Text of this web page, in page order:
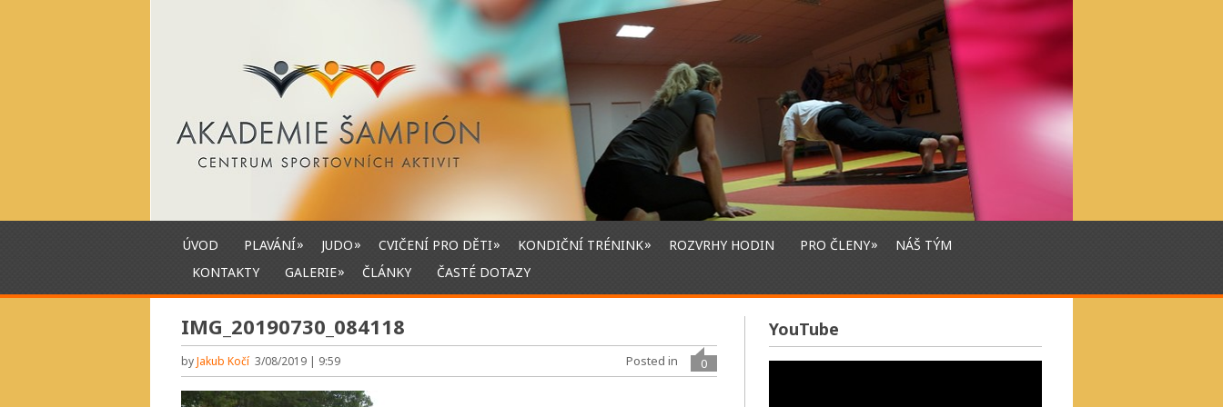
ÚVOD PLAVÁNÍ» JUDO» CVIČENÍ PRO DĚTI» KONDIČNÍ TRÉNINK» ROZVRHY HODIN PRO ČLENY»
NÁŠ TÝM
KONTAKTY
GALERIE» ČLÁNKY ČASTÉ DOTAZY
IMG_20190730_084118
byJakub Kočí 3/08/2019 | 9:59 0
Posted in
YouTube